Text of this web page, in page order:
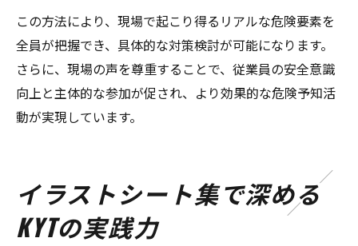
この方法により、現場で起こり得るリアルな危険要素を
全員が把握でき、具体的な対策検討が可能になります。
さらに、現場の声を尊重することで、従業員の安全意識
向上と主体的な参加が促され、より効果的な危険予知活
動が実現しています。
イラストシート集で深める
KYTの実践力